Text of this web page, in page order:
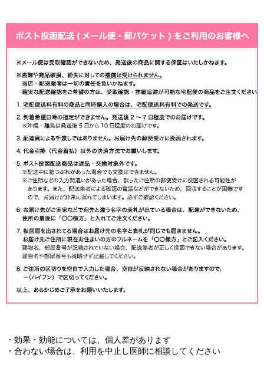
・効果・効能については、個人差があります
・合わない場合は、利用を中止し医師に相談してください